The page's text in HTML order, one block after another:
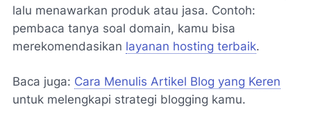
lalu menawarkan produk atau jasa. Contoh:
pembaca tanya soal domain, kamu bisa
merekomendasikan layanan hosting terbaik.
Baca juga: Cara Menulis Artikel Blog yang Keren
untuk melengkapi strategi blogging kamu.